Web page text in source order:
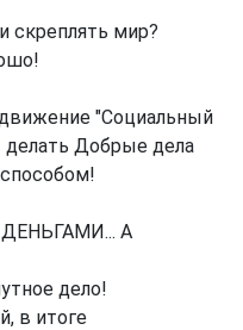
скреплять мир?
"Социальный
делать Добрые дела
ДЕНЬГАМИ... А
дело!
в итоге